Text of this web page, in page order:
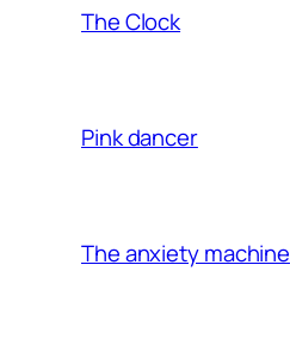
The Clock
Pink dancer
The anxiety machine